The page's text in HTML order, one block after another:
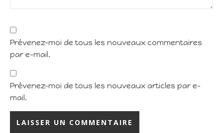
Prévenez-moi de tous les nouveaux commentaires
par e-mail.
Prévenez-moi de tous les nouveaux articles par e-
mail.